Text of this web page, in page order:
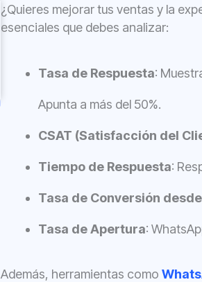
¿Quieres mejorar tus ventas y la
esenciales que debes analizar:
Tasa de Respuesta:
Apunta a más del 50%.
CSAT (Satisfacción del
Tiempo de Respuesta:
Tasa de Conversión
Tasa de Apertura:
Además, herramientas como